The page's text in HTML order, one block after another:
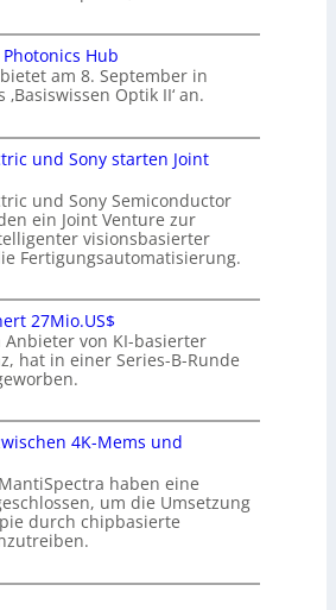
Hub
am 8. September in
Optik II‘ an.
und Sony starten Joint
und Sony Semiconductor
ein Joint Venture zur
visionsbasierter
Fertigungsautomatisierung.
27Mio.US$
Anbieter von KI-basierter
hat in einer Series-B-Runde
4K-Mems und
haben eine
um die Umsetzung
durch chipbasierte